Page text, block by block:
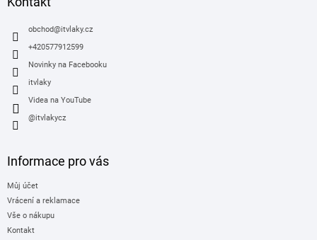
obchod@itvlaky.cz
+420577912599
Novinky na Facebooku
itvlaky
Videa na YouTube
@itvlakycz
Informace pro vás
Můj účet
Vrácení a reklamace
Vše o nákupu
Kontakt